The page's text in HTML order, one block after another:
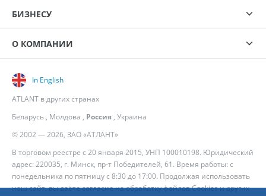
БИЗНЕСУ
О КОМПАНИИ
© 2002 — 2026, ЗАО «АТЛАНТ»
В торговом реестре с 20 января 2015, УНП 100010198. Юридический
адрес: 220035, г. Минск, пр-т Победителей, 61. Время работы: с
понедельника по пятницу с 8:30 до 17:00. Продолжая использовать
наш сайт, вы даёте согласие на обработку файлов Cookies и других
In English
ATLANT в других странах
Беларусь , Молдова , Россия , Украина